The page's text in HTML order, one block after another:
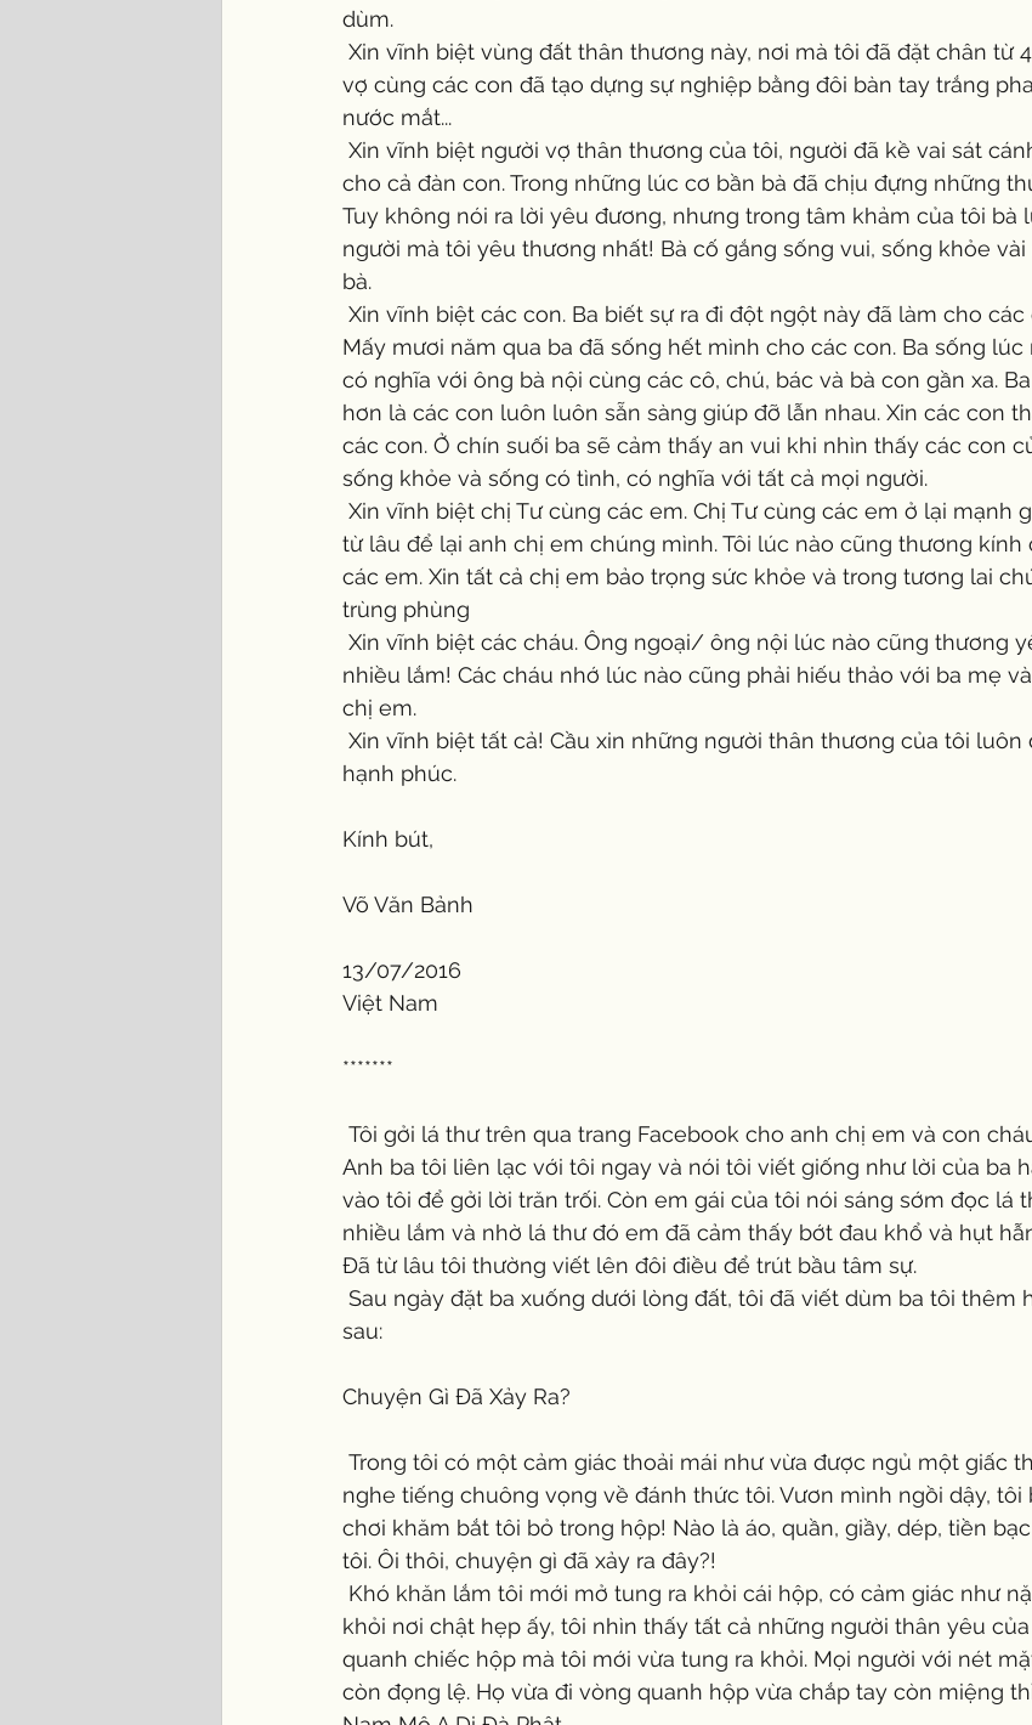
dùm.
vợ cùng các con đã tạo dựng sự nghiệp bằng đôi bàn tay trắng
nước mắt...
cho cả đàn con. Trong những lúc cơ bần bà đã chịu đựng những
Tuy không nói ra lời yêu đương, nhưng trong tâm khảm của tôi bà
người mà tôi yêu thương nhất! Bà cố gắng sống vui, sống khỏe
bà.
Mấy mươi năm qua ba đã sống hết mình cho các con. Ba sống lúc
có nghĩa với ông bà nội cùng các cô, chú, bác và bà con gần xa.
hơn là các con luôn luôn sẵn sàng giúp đỡ lẫn nhau. Xin các con
các con. Ở chín suối ba sẽ cảm thấy an vui khi nhìn thấy các con
sống khỏe và sống có tình, có nghĩa với tất cả mọi người.
từ lâu để lại anh chị em chúng mình. Tôi lúc nào cũng thương kính
các em. Xin tất cả chị em bảo trọng sức khỏe và trong tương lai
trùng phùng
nhiều lắm! Các cháu nhớ lúc nào cũng phải hiếu thảo với ba mẹ
chị em.
hạnh phúc.
Kính bút,
Võ Văn Bảnh
13/07/2016
Việt Nam
*******
Anh ba tôi liên lạc với tôi ngay và nói tôi viết giống như lời của ba
vào tôi để gởi lời trăn trối. Còn em gái của tôi nói sáng sớm đọc lá
nhiều lắm và nhờ lá thư đó em đã cảm thấy bớt đau khổ và hụt
Đã từ lâu tôi thường viết lên đôi điều để trút bầu tâm sự.
sau:
Chuyện Gì Đã Xảy Ra?
nghe tiếng chuông vọng về đánh thức tôi. Vươn mình ngồi dậy, tôi
chơi khăm bắt tôi bỏ trong hộp! Nào là áo, quần, giầy, dép, tiền
tôi. Ôi thôi, chuyện gì đã xảy ra đây?!
khỏi nơi chật hẹp ấy, tôi nhìn thấy tất cả những người thân yêu
quanh chiếc hộp mà tôi mới vừa tung ra khỏi. Mọi người với nét
còn đọng lệ. Họ vừa đi vòng quanh hộp vừa chắp tay còn miệng